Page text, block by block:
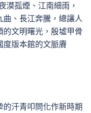
漠孤煙、江南細雨，
、長江奔騰，總讓人
文明曙光，殷墟甲骨
度版本館的文脈賡
汗青叩問化作新時期